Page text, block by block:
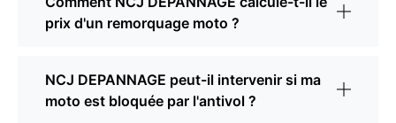
prix d'un remorquage moto ?
NCJ DEPANNAGE peut-il intervenir si ma
moto est bloquée par l'antivol ?